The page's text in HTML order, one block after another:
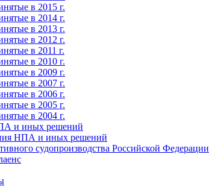
в 2015 г.
в 2014 г.
в 2013 г.
в 2012 г.
в 2011 г.
в 2010 г.
в 2009 г.
в 2007 г.
в 2006 г.
в 2005 г.
в 2004 г.
и иных решений
НПА и иных решений
судопроизводства Российской Федерации